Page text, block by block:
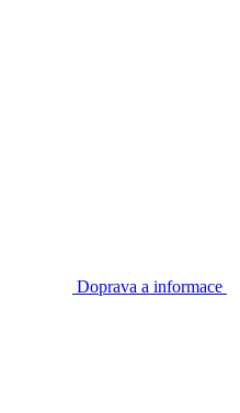
Doprava a informace